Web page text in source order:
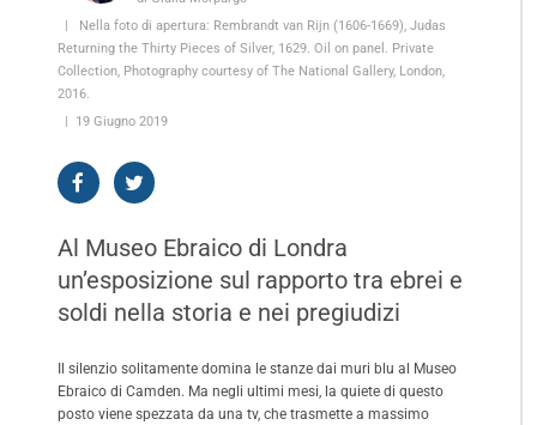
Nella foto di apertura: Rembrandt van Rijn (1606-1669), Judas
Returning the Thirty Pieces of Silver, 1629. Oil on panel. Private
Collection, Photography courtesy of The National Gallery, London,
2016.
19 Giugno 2019
Al Museo Ebraico di Londra
un’esposizione sul rapporto tra ebrei e
soldi nella storia e nei pregiudizi
Il silenzio solitamente domina le stanze dai muri blu al Museo
Ebraico di Camden. Ma negli ultimi mesi, la quiete di questo
posto viene spezzata da una tv, che trasmette a massimo